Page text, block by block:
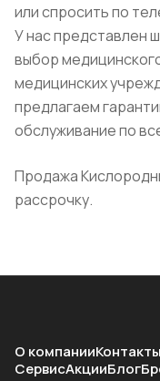
или спросить по
У нас представлен
выбор
медицинских
предлагаем
обслуживание по
Продажа
рассрочку.
О компанииКонтакты
СервисАкцииБлог